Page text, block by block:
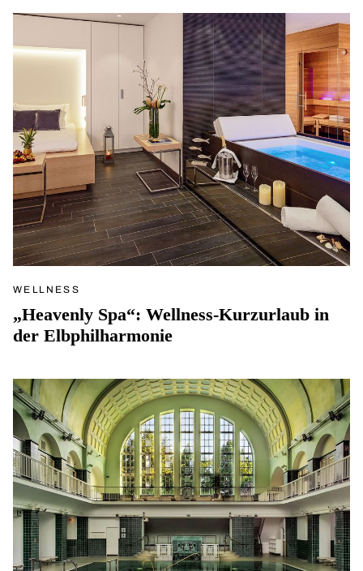
WELLNESS
„Heavenly Spa“: Wellness-Kurzurlaub in
der Elbphilharmonie